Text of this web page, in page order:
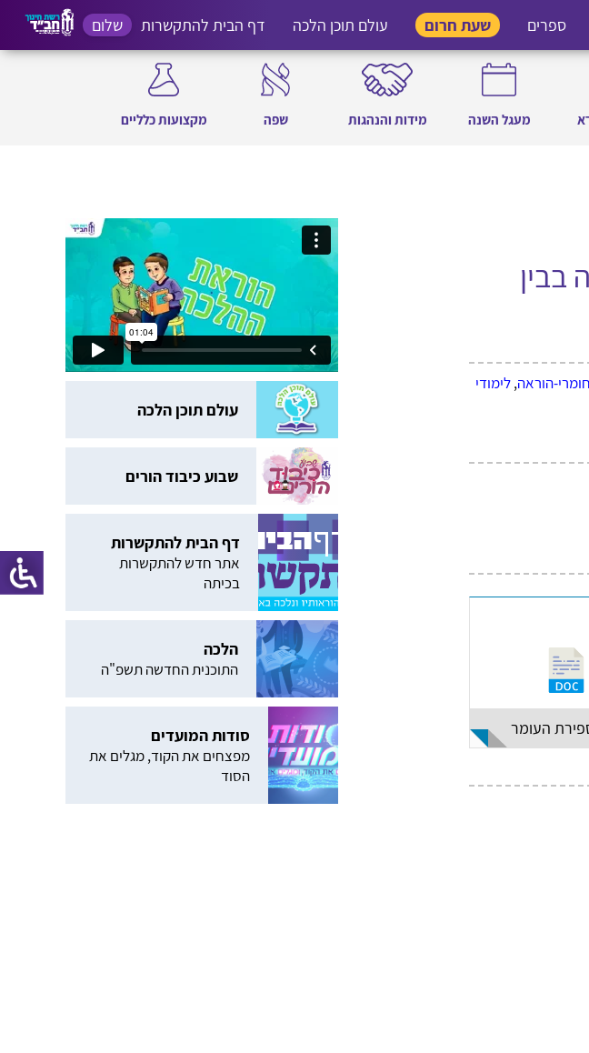
ספרים שעת חרום עולם תוכן הלכה דף הבית להתקשרות שלום
מעגל השנה מידות והנהגות שפה מקצועות כלליים
בבין
חומרי-הוראה,לימודי
העומר
עולם תוכן הלכה
שבוע כיבוד הורים
דף הבית להתקשרות
אתר חדש להתקשרות
בכיתה
הלכה
התוכנית החדשה תשפ"ה
סודות המועדים
מפצחים את הקוד, מגלים את
הסוד